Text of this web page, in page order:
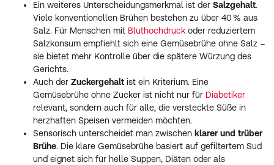
Ein weiteres Unterscheidungsmerkmal ist der Salzgehalt.
Viele konventionellen Brühen bestehen zu über 40 % aus
Salz. Für Menschen mit Bluthochdruck oder reduziertem
Salzkonsum empfiehlt sich eine Gemüsebrühe ohne Salz –
sie bietet mehr Kontrolle über die spätere Würzung des
Gerichts.
Auch der Zuckergehalt ist ein Kriterium. Eine
Gemüsebrühe ohne Zucker ist nicht nur für Diabetiker
relevant, sondern auch für alle, die versteckte Süße in
herzhaften Speisen vermeiden möchten.
Sensorisch unterscheidet man zwischen klarer und trüber
Brühe. Die klare Gemüsebrühe basiert auf gefiltertem Sud
und eignet sich für helle Suppen, Diäten oder als